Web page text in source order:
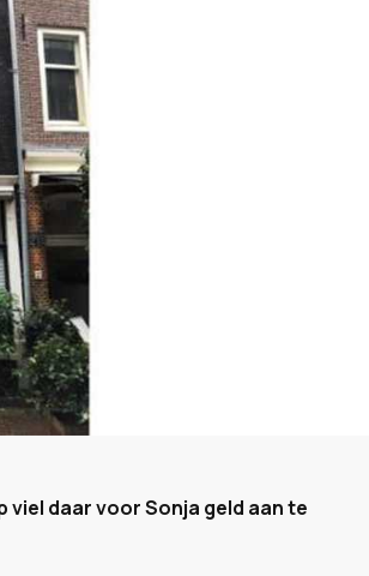
viel daar voor Sonja geld aan te